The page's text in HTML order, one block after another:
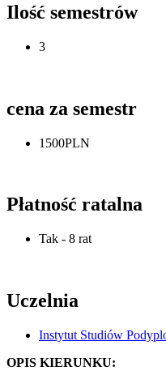
Ilość semestrów
3
cena za semestr
1500PLN
Płatność ratalna
Tak - 8 rat
Uczelnia
Instytut Studiów
OPIS KIERUNKU: